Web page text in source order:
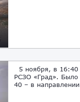
5 ноября, в 16:40
РСЗО «Град». Было
40 – в